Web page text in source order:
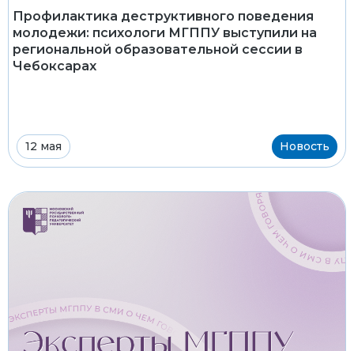
Профилактика деструктивного поведения
молодежи: психологи МГППУ выступили на
региональной образовательной сессии в
Чебоксарах
12 мая Новость